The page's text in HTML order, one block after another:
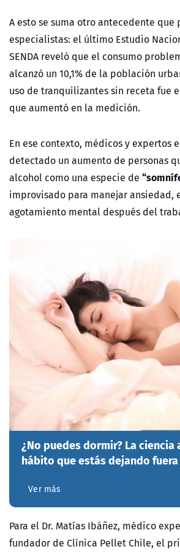
A esto se suma otro antecedente que
especialistas: el último Estudio
SENDA reveló que el consumo
alcanzó un 10,1% de la población
uso de tranquilizantes sin receta fue
que aumentó en la medición.
En ese contexto, médicos y expertos
detectado un aumento de personas
alcohol como una especie de
improvisado para manejar ansiedad,
agotamiento mental después del
¿No puedes dormir? La ciencia
hábito que estás dejando fuera
Ver más
Para el Dr. Matías Ibáñez, médico
fundador de Clínica Pellet Chile, el